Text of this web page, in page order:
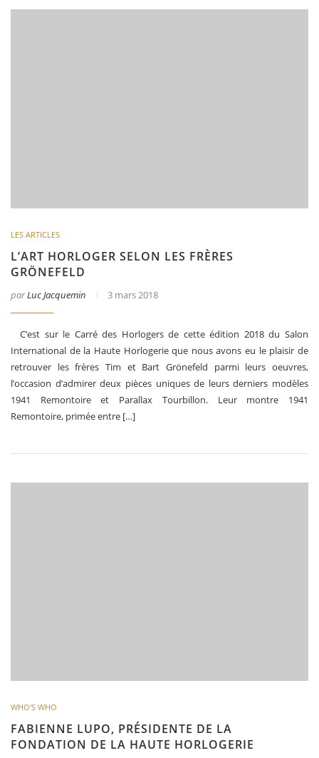
LES ARTICLES
L’ART HORLOGER SELON LES FRÈRES
GRÖNEFELD
parLuc Jacquemin 3 mars 2018
C’est sur le Carré des Horlogers de cette édition 2018 du Salon
International de la Haute Horlogerie que nous avons eu le plaisir de
retrouver les frères Tim et Bart Grönefeld parmi leurs oeuvres,
l’occasion d’admirer deux pièces uniques de leurs derniers modèles
1941 Remontoire et Parallax Tourbillon. Leur montre 1941
Remontoire, primée entre […]
WHO'S WHO
FABIENNE LUPO, PRÉSIDENTE DE LA
FONDATION DE LA HAUTE HORLOGERIE